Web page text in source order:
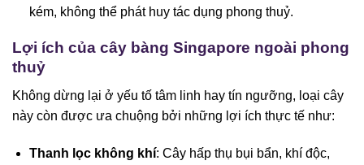
kém, không thể phát huy tác dụng phong thuỷ.
Lợi ích của cây bàng Singapore ngoài phong
thuỷ
Không dừng lại ở yếu tố tâm linh hay tín ngưỡng, loại cây
này còn được ưa chuộng bởi những lợi ích thực tế như:
Thanh lọc không khí: Cây hấp thụ bụi bẩn, khí độc,